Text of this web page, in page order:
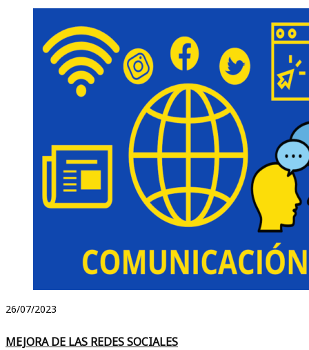
26/07/2023
MEJORA DE LAS REDES SOCIALES